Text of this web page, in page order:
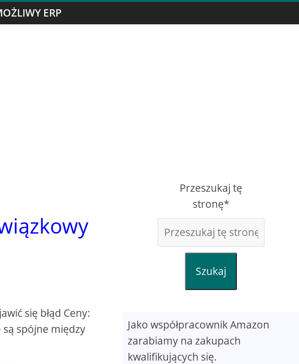
ERP
się błąd Ceny:
spójne między
Przeszukaj tę
stronę*
Szukaj
Jako współpracownik Amazon
zarabiamy na zakupach
kwalifikujących się.